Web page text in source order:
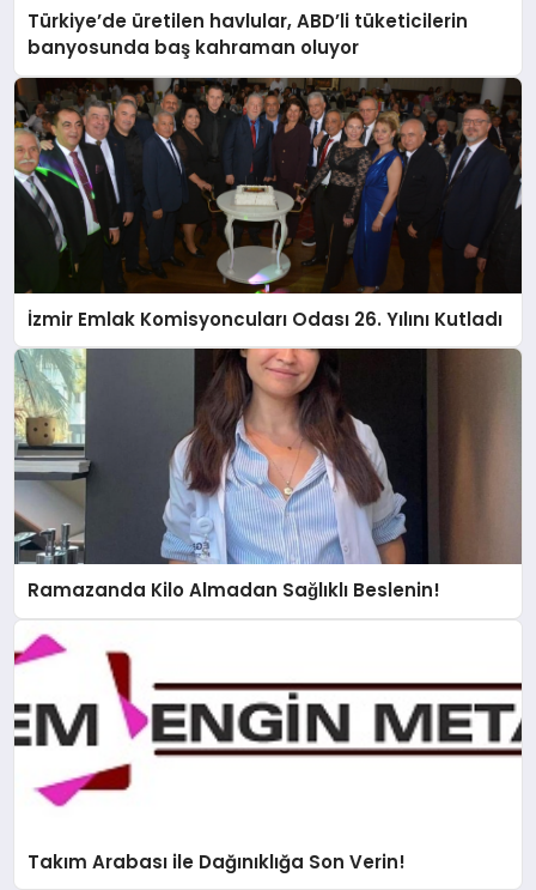
Türkiye’de üretilen havlular, ABD’li tüketicilerin
banyosunda baş kahraman oluyor
İzmir Emlak Komisyoncuları Odası 26. Yılını Kutladı
Ramazanda Kilo Almadan Sağlıklı Beslenin!
Takım Arabası ile Dağınıklığa Son Verin!